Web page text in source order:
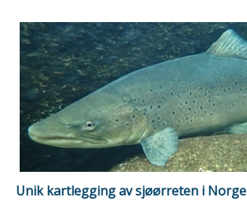
Unik kartlegging av sjøørreten i Norge